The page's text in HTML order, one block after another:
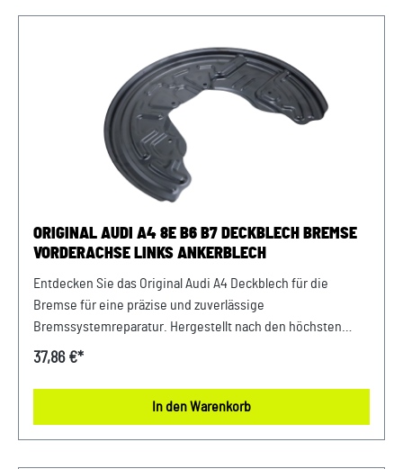
für Sie: Um Fehlkäufe zu vermeiden, bieten wir Ihnen die
Möglichkeit, uns vor Ihrer Bestellung oder in der
Kaufabwicklung die 17-stellige Fahrgestellnummer (Bsp.
VW: WVWZZZ... Audi: WAUZZZ...) Ihres Fahrzeugs
mitzuteilen. Wir prüfen vorab, ob der gewünschte Artikel
zum Fahrzeug passt
ORIGINAL AUDI A4 8E B6 B7 DECKBLECH BREMSE
VORDERACHSE LINKS ANKERBLECH
Entdecken Sie das Original Audi A4 Deckblech für die
Bremse für eine präzise und zuverlässige
Bremssystemreparatur. Hergestellt nach den höchsten
Qualitätsstandards von Audi, um optimale Leistung und
Langlebigkeit und Funktionalität Ihres Fahrzeugs mit
diesem hochwertigen Ersatzteil. Produktinfos: 100%
37,86 €*
In den Warenkorb